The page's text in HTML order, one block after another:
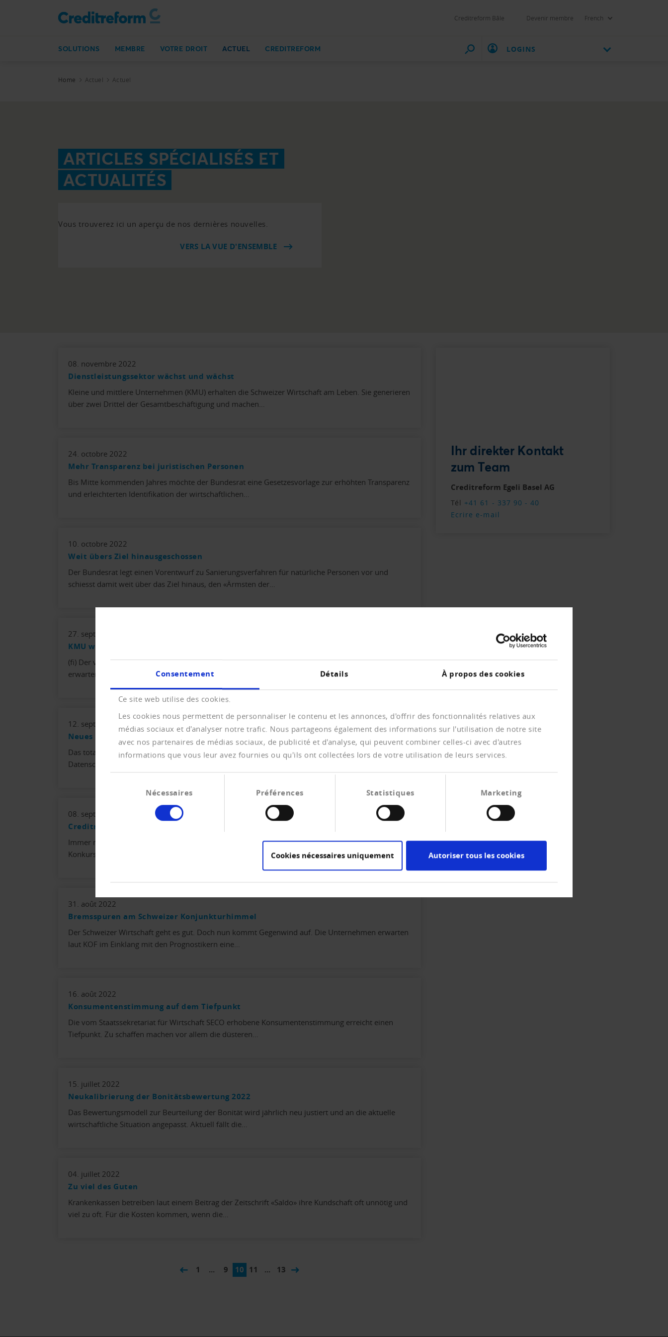
Consentement Détails À propos des cookies
Ce site web utilise des cookies.
Les cookies nous permettent de personnaliser le contenu et les annonces, d'offrir des fonctionnalités relatives aux
médias sociaux et d'analyser notre trafic. Nous partageons également des informations sur l'utilisation de notre site
avec nos partenaires de médias sociaux, de publicité et d'analyse, qui peuvent combiner celles-ci avec d'autres
informations que vous leur avez fournies ou qu'ils ont collectées lors de votre utilisation de leurs services.
consentement
Nécessaires Préférences Statistiques Marketing
Cookies nécessaires uniquement Autoriser tous les cookies
Creditreform Bâle Devenir membre French
SOLUTIONS MEMBRE VOTRE DROIT ACTUEL CREDITREFORM LOGINS
Home Actuel Actuel
ARTICLES SPÉCIALISÉS ET
ACTUALITÉS
Vous trouverez ici un aperçu de nos dernières nouvelles.
VERS LA VUE D'ENSEMBLE
08. novembre 2022
Dienstleistungssektor wächst und wächst
Kleine und mittlere Unternehmen (KMU) erhalten die Schweizer Wirtschaft am Leben. Sie generieren
über zwei Drittel der Gesamtbeschäftigung und machen…
24. octobre 2022
Mehr Transparenz bei juristischen Personen
Bis Mitte kommenden Jahres möchte der Bundesrat eine Gesetzesvorlage zur erhöhten Transparenz
und erleichterten Identifikation der wirtschaftlichen…
10. octobre 2022
Weit übers Ziel hinausgeschossen
Der Bundesrat legt einen Vorentwurf zu Sanierungsverfahren für natürliche Personen vor und
schiesst damit weit über das Ziel hinaus, den «Ärmsten der…
27. septembre 2022
KMU wachsen kaum noch
(fi) Der von Raiffeisen monatlich ermittelte Geschäftslageindikator KMU PMI lässt schwierige Zeiten
erwarten für die wichtigste Stütze der Schweizer…
12. septembre 2022
Neues Datenschutzrecht ab 1. September 2023
Das totalrevidierte Datenschutzgesetz und die Ausführungsbestimmungen in der neuen
Datenschutzverordnung und der neuen Verordnung über…
08. septembre 2022
Creditreform im Tessiner Fernsehen
Immer mehr Unternehmen gehen aufgrund der schwierigen wirtschaftlichen Lage in der Schweiz
Konkurs. Der Geschäftsführer des Kreisbüro Lugano…
31. août 2022
Bremsspuren am Schweizer Konjunkturhimmel
Der Schweizer Wirtschaft geht es gut. Doch nun kommt Gegenwind auf. Die Unternehmen erwarten
laut KOF im Einklang mit den Prognostikern eine…
16. août 2022
Konsumentenstimmung auf dem Tiefpunkt
Die vom Staatssekretariat für Wirtschaft SECO erhobene Konsumentenstimmung erreicht einen
Tiefpunkt. Zu schaffen machen vor allem die düsteren…
15. juillet 2022
Neukalibrierung der Bonitätsbewertung 2022
Das Bewertungsmodell zur Beurteilung der Bonität wird jährlich neu justiert und an die aktuelle
wirtschaftliche Situation angepasst. Aktuell fällt die…
04. juillet 2022
Zu viel des Guten
Krankenkassen betreiben laut einem Beitrag der Zeitschrift «Saldo» ihre Kundschaft oft unnötig und
viel zu oft. Für die Kosten kommen, wenn die…
1 ... 9 10 11 ... 13
Ihr direkter Kontakt
zum Team
Creditreform Egeli Basel AG
Tél +41 61 - 337 90 - 40
Ecrire e-mail